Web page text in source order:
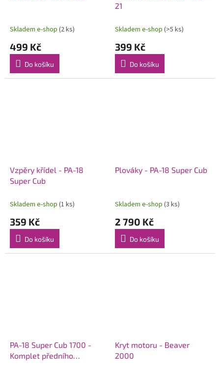
Skladem e-shop (2 ks)
499 Kč
Do košíku
21
Skladem e-shop (>5 ks)
399 Kč
Do košíku
Vzpěry křídel - PA-18
Super Cub
Skladem e-shop (1 ks)
359 Kč
Do košíku
Plováky - PA-18 Super Cub
Skladem e-shop (3 ks)
2 790 Kč
Do košíku
PA-18 Super Cub 1700 -
Komplet předního
Kryt motoru - Beaver
2000